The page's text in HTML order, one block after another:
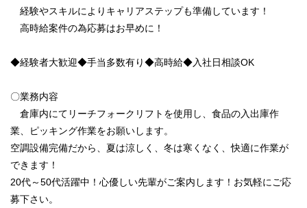
経験やスキルによりキャリアステップも準備しています！
高時給案件の為応募はお早めに！
◆経験者大歓迎◆手当多数有り◆高時給◆入社日相談OK
〇業務内容
倉庫内にてリーチフォークリフトを使用し、食品の入出庫作
業、ピッキング作業をお願いします。
空調設備完備だから、夏は涼しく、冬は寒くなく、快適に作業が
できます！
20代～50代活躍中！心優しい先輩がご案内します！お気軽にご応
募下さい。